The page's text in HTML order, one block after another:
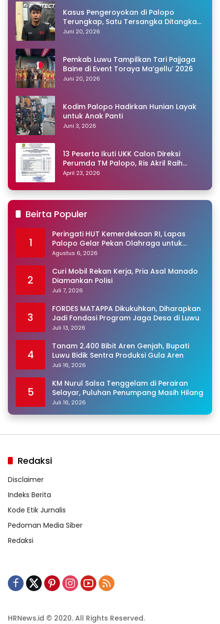
Kasus Pengeroyokan di Palopo
Terungkap, Satu Tersangka Ditangkap
Polisi
Juni 20, 2026
Pemkab Luwu Tampilkan Tari Pajjaga
Baine di Event Toraya Ma’gellu’ 2026
Juni 20, 2026
Kodim Palopo Hadirkan Hunian Layak
untuk Anak Panti
Juni 3, 2026
13 Peserta Ikuti UKK Calon Direksi
Perumda TM Palopo, Ris Akril Raih
Peringkat Pertama
April 23, 2026
Beirta Populer
1
Peringati HUT Kemerdekaan RI, Lapas
Palopo Gelar Pekan Olahraga untuk
Warga Binaan
Agustus 6, 2026
2
Curi Mobil Rekan Kerja, Pria Asal Manado
Diamankan Polisi
Juli 7, 2026
3
FORDES MATAPPA Dikukuhkan, Diharapkan
Jadi Fondasi Program Jaga Desa di Luwu
Juli 13, 2026
4
Tanam 2.400 Bibit Aren Genjah, Bupati
Luwu Bidik Sentra Produksi Gula Aren
Juli 16, 2026
5
KM Nurul Salsa Tenggelam di Perairan
Selayar, Puluhan Penumpang Masih Hilang
Juli 16, 2026
Redaksi
Disclaimer
Indeks Berita
Kode Etik Jurnalis
Pedoman Media Siber
Redaksi
HRNews.id © 2020. All Rights Reserved.